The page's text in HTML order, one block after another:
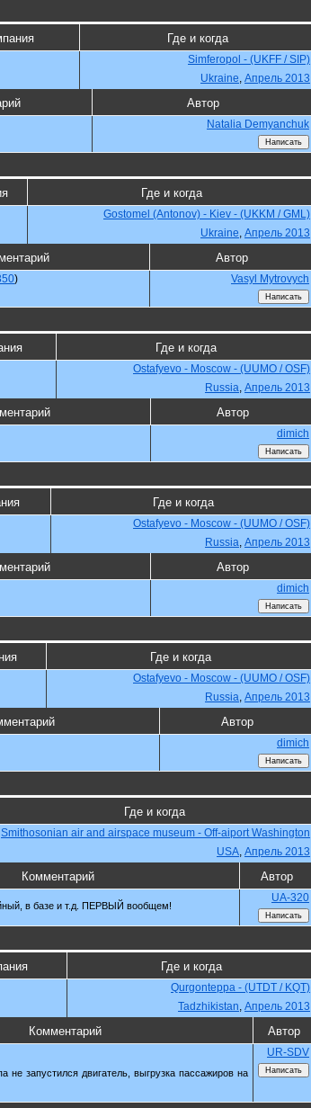
Где и когда
Simferopol - (UKFF / SIP)
Ukraine, Апрель 2013
Автор
Natalia Demyanchuk
Где и когда
Gostomel (Antonov) - Kiev - (UKKM / GML)
Ukraine, Апрель 2013
Автор
) Vasyl Mytrovych
Где и когда
Ostafyevo - Moscow - (UUMO / OSF)
Russia, Апрель 2013
Автор
dimich
Где и когда
Ostafyevo - Moscow - (UUMO / OSF)
Russia, Апрель 2013
Автор
dimich
Где и когда
Ostafyevo - Moscow - (UUMO / OSF)
Russia, Апрель 2013
Автор
dimich
Где и когда
Smithosonian air and airspace museum - Off-aiport Washington
USA, Апрель 2013
Комментарий Автор
в базе и т.д. ПЕРВЫЙ вообщем!
UA-320
Где и когда
Qurgonteppa - (UTDT / KQT)
Tadzhikistan, Апрель 2013
Комментарий Автор
не запустился двигатель, выгрузка пассажиров на
UR-SDV